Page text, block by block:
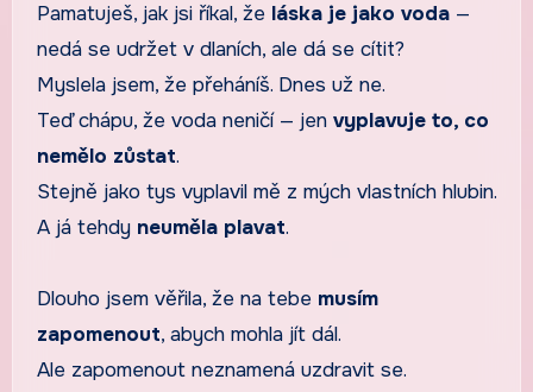
Pamatuješ, jak jsi říkal, že láska je jako voda—
nedá se udržet v dlaních, ale dá se cítit?
Myslela jsem, že přeháníš. Dnes už ne.
Teď chápu, že voda neničí — jen vyplavuje to, co
nemělo zůstat.
Stejně jako tys vyplavil mě z mých vlastních hlubin.
A já tehdy neuměla plavat.
Dlouho jsem věřila, že na tebe musím
zapomenout, abych mohla jít dál.
Ale zapomenout neznamená uzdravit se.